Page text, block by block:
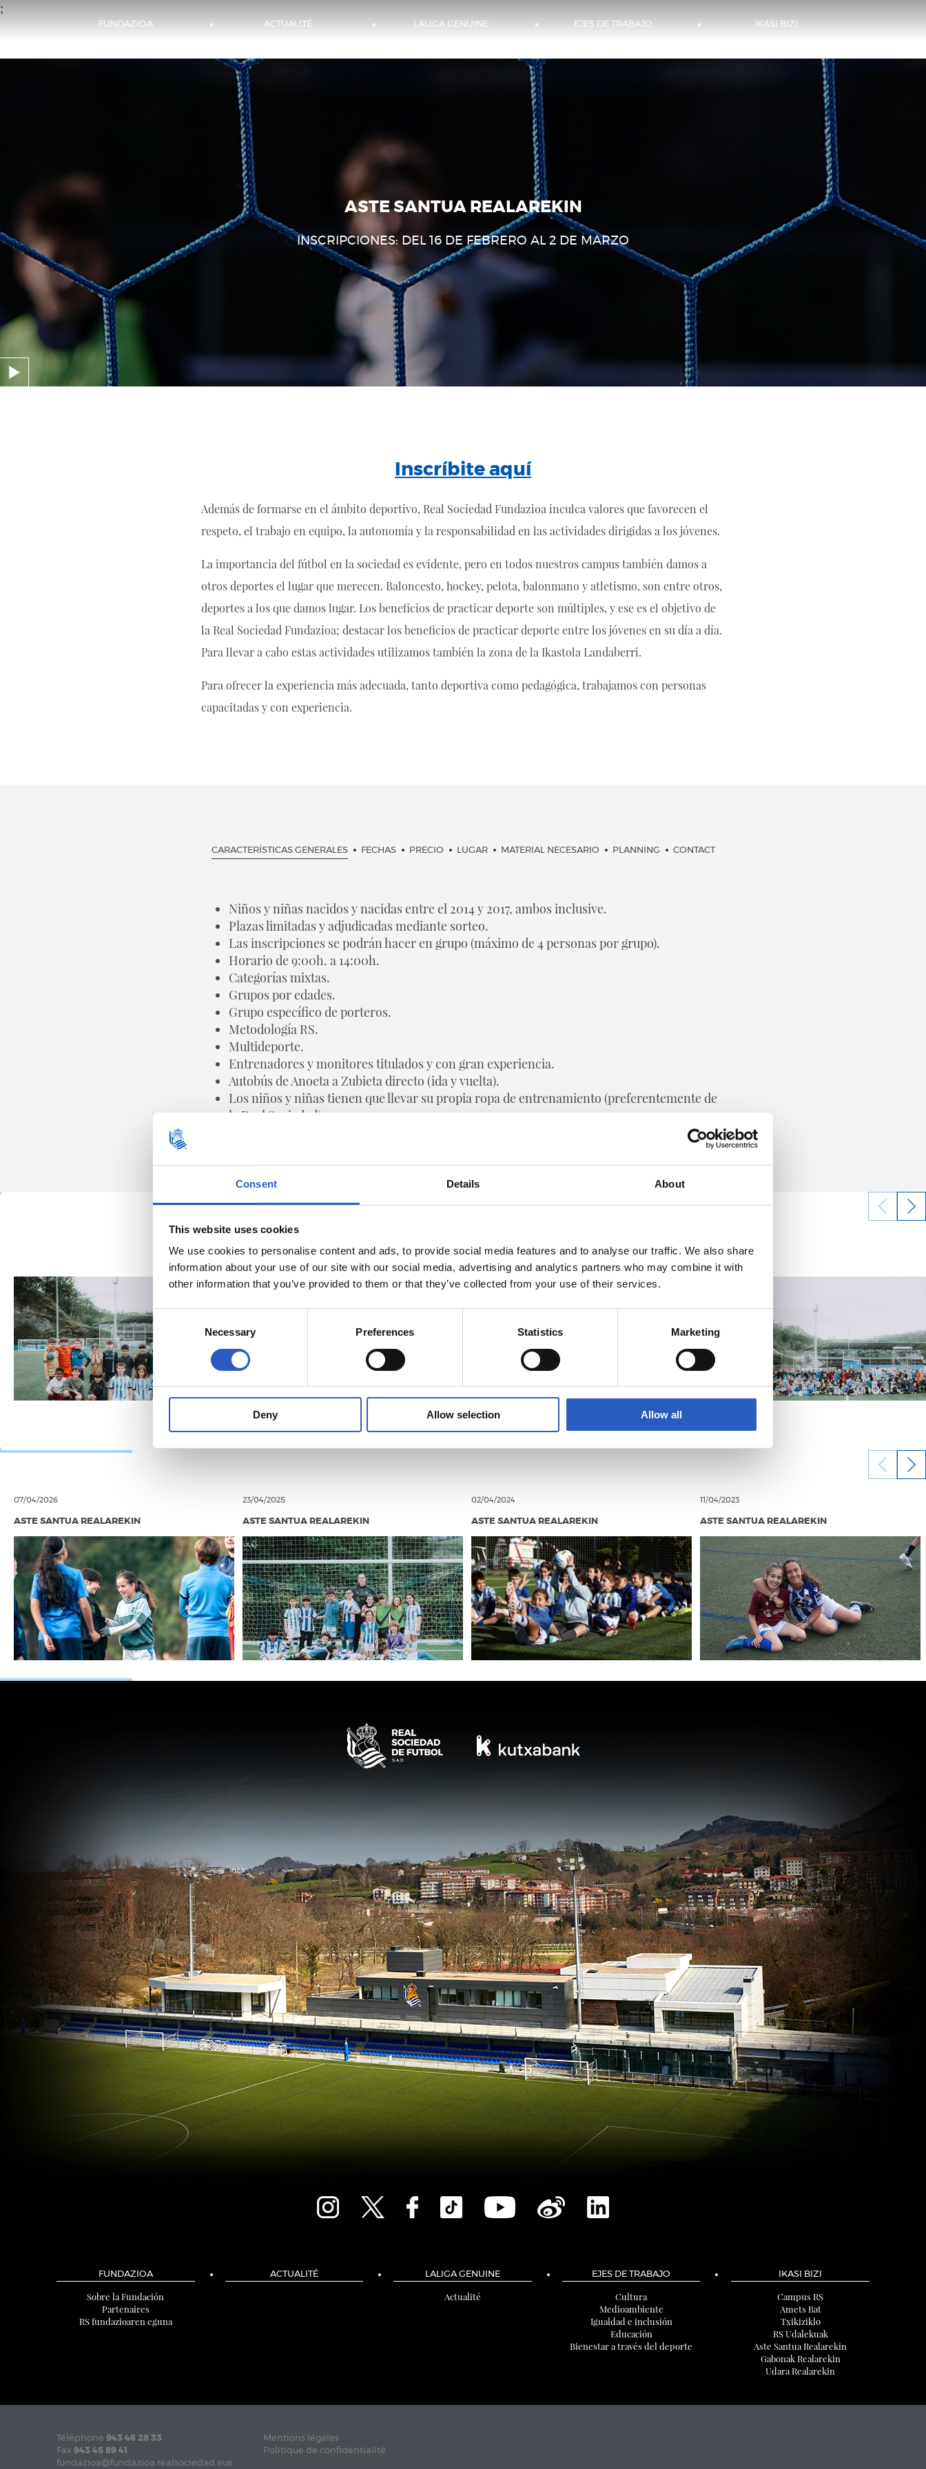
Consent Details About
This website uses cookies
We use cookies to personalise content and ads, to provide social media features and to analyse our traffic. We also share
information about your use of our site with our social media, advertising and analytics partners who may combine it with
other information that you’ve provided to them or that they’ve collected from your use of their services.
Consent
Selection
Necessary Preferences Statistics Marketing
Deny Allow selection Allow all
;
ASTE SANTUA REALAREKIN
INSCRIPCIONES: DEL 16 DE FEBRERO AL 2 DE MARZO
Inscríbite aquí
Además de formarse en el ámbito deportivo, Real Sociedad Fundazioa inculca valores que favorecen el
respeto, el trabajo en equipo, la autonomía y la responsabilidad en las actividades dirigidas a los jóvenes.
La importancia del fútbol en la sociedad es evidente, pero en todos nuestros campus también damos a
otros deportes el lugar que merecen. Baloncesto, hockey, pelota, balonmano y atletismo, son entre otros,
deportes a los que damos lugar. Los beneficios de practicar deporte son múltiples, y ese es el objetivo de
la Real Sociedad Fundazioa; destacar los beneficios de practicar deporte entre los jóvenes en su día a día.
Para llevar a cabo estas actividades utilizamos también la zona de la Ikastola Landaberri.
Para ofrecer la experiencia más adecuada, tanto deportiva como pedagógica, trabajamos con personas
capacitadas y con experiencia.
CARACTERÍSTICAS GENERALES FECHAS PRECIO LUGAR MATERIAL NECESARIO PLANNING CONTACT
Niños y niñas nacidos y nacidas entre el 2014 y 2017, ambos inclusive.
Plazas limitadas y adjudicadas mediante sorteo.
Las inscripciones se podrán hacer en grupo (máximo de 4 personas por grupo).
Horario de 9:00h. a 14:00h.
Categorías mixtas.
Grupos por edades.
Grupo específico de porteros.
Metodología RS.
Multideporte.
Entrenadores y monitores titulados y con gran experiencia.
Autobús de Anoeta a Zubieta directo (ida y vuelta).
Los niños y niñas tienen que llevar su propia ropa de entrenamiento (preferentemente de
la Real Sociedad).
07/04/2026
ASTE SANTUA REALAREKIN
23/04/2025
ASTE SANTUA REALAREKIN
02/04/2024
ASTE SANTUA REALAREKIN
11/04/2023
ASTE SANTUA REALAREKIN
FUNDAZIOA
Sobre la Fundación
Partenaires
RS fundazioaren eguna
ACTUALITÉ LALIGA GENUINE
Actualité
EJES DE TRABAJO
Cultura
Medioambiente
Igualdad e inclusión
Educación
Bienestar a través del deporte
IKASI BIZI
Campus RS
Amets Bat
Txikiziklo
RS Udalekuak
Aste Santua Realarekin
Gabonak Realarekin
Udara Realarekin
Téléphone 943 46 28 33
Fax 943 45 89 41
fundazioa@fundazioa.realsociedad.eus
Mentions légales
Politique de confidentialité